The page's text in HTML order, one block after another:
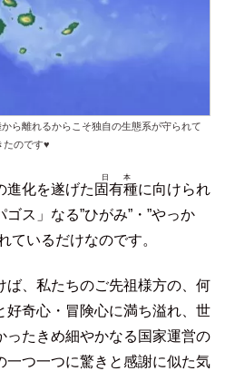
ら離れるからこそ独自の生態系が守られて
たのです♥
進化を遂げた 固有種
日本
に向けられ
ゴス」なる”ひがみ”・”やっか
ているだけなのです。
ば、私たちのご先祖様方の、何
好奇心・冒険心に満ち溢れ、世
ったきめ細やかなる国家運営の
一つ一つに驚きと感謝に似た気